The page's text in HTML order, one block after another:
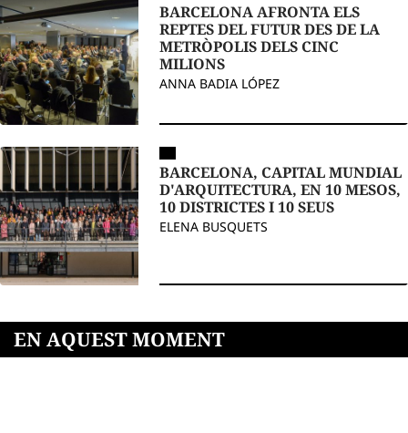
BARCELONA AFRONTA ELS
REPTES DEL FUTUR DES DE LA
METRÒPOLIS DELS CINC
MILIONS
ANNA BADIA LÓPEZ
BARCELONA, CAPITAL MUNDIAL
D'ARQUITECTURA, EN 10 MESOS,
10 DISTRICTES I 10 SEUS
ELENA BUSQUETS
EN AQUEST MOMENT